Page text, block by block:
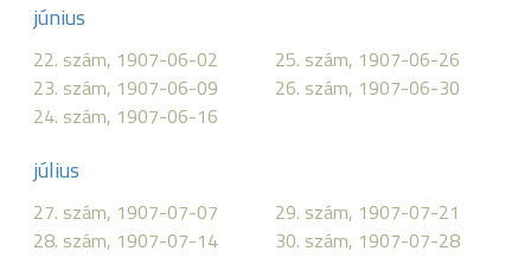
június
22. szám, 1907-06-02
23. szám, 1907-06-09
24. szám, 1907-06-16
25. szám, 1907-06-26
26. szám, 1907-06-30
július
27. szám, 1907-07-07
28. szám, 1907-07-14
29. szám, 1907-07-21
30. szám, 1907-07-28